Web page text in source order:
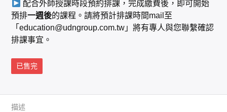
配合外師授課時段預約排課，完成繳費後，即可開始
預排一週後的課程。請將預計排課時間mail至
「education@udngroup.com.tw 」將有專人與您聯繫確認
排課事宜。
已售完
描述